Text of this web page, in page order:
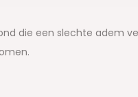
die een slechte adem